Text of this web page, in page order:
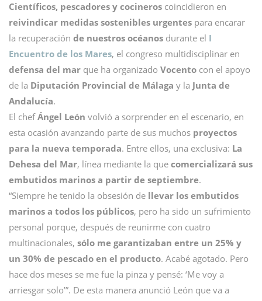
Científicos, pescadores y cocineros coincidieron en
reivindicar medidas sostenibles urgentes para encarar
la recuperación de nuestros océanos durante el I
Encuentro de los Mares, el congreso multidisciplinar en
defensa del mar que ha organizado Vocento con el apoyo
de la Diputación Provincial de Málaga y la Junta de
Andalucía.
El chefÁngel León volvió a sorprender en el escenario, en
esta ocasión avanzando parte de sus muchos proyectos
para la nueva temporada. Entre ellos, una exclusiva: La
Dehesa del Mar, línea mediante la que comercializará sus
embutidos marinos a partir de septiembre.
“Siempre he tenido la obsesión de llevar los embutidos
marinos a todos los públicos, pero ha sido un sufrimiento
personal porque, después de reunirme con cuatro
multinacionales, sólo me garantizaban entre un 25% y
un 30% de pescado en el producto. Acabé agotado. Pero
hace dos meses se me fue la pinza y pensé: ‘Me voy a
arriesgar solo’”. De esta manera anunció León que va a